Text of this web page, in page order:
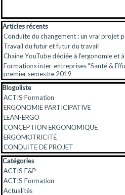
Sauter le bloc Articles récents
Articles récents
Conduite du changement : un vrai projet
Travail du futur et futur du travail
Chaîne YouTube dédiée à l'ergonomie et
Formations inter-entreprises "Santé &
premier semestre 2019
Sauter le bloc Blogoliste
Blogoliste
ACTIS Formation
ERGONOMIE PARTICIPATIVE
LEAN-ERGO
CONCEPTION ERGONOMIQUE
ERGOMOTRICITÉ
CONDUITE DE PROJET
Sauter le bloc Catégories
Catégories
ACTIS E&P
ACTIS Formation
Actualités